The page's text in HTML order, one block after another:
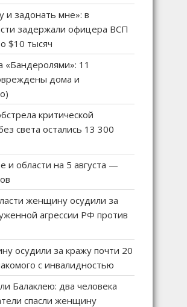
и задонать мне»: в
задержали офицера ВСП
$10 тысяч
«Бандеролями»: 11
дома и
критической
света остались 13 300
и области на 5 августа —
женщину осудили за
агрессии РФ против
осудили за кражу почти 20
с инвалидностью
Балаклею: два человека
спасли женщину